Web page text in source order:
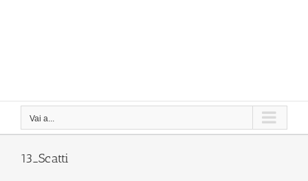
Vai a...
13_Scatti